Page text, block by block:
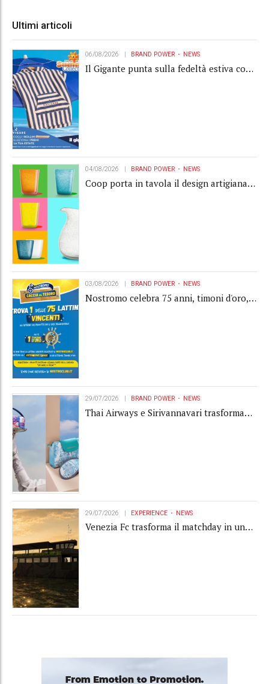
Ultimi articoli
06/08/2026 BRAND POWER NEWS
Il Gigante punta sulla fedeltà estiva con
04/08/2026 BRAND POWER NEWS
Coop porta in tavola il design artigianale
03/08/2026 BRAND POWER NEWS
Nostromo celebra 75 anni, timoni d'oro,
29/07/2026 BRAND POWER NEWS
Thai Airways e Sirivannavari trasformano
29/07/2026 EXPERIENCE NEWS
Venezia Fc trasforma il matchday in una